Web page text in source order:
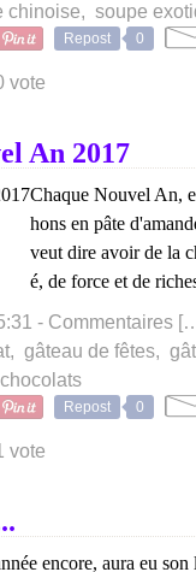
chinoise, soupe
Repost 0
vote
An 2017
Chaque Nouvel An,
hons en pâte
veut dire avoir de la
é, de force et de
- Commentaires [
, gâteau de fêtes,
Repost 0
vote
encore, aura eu